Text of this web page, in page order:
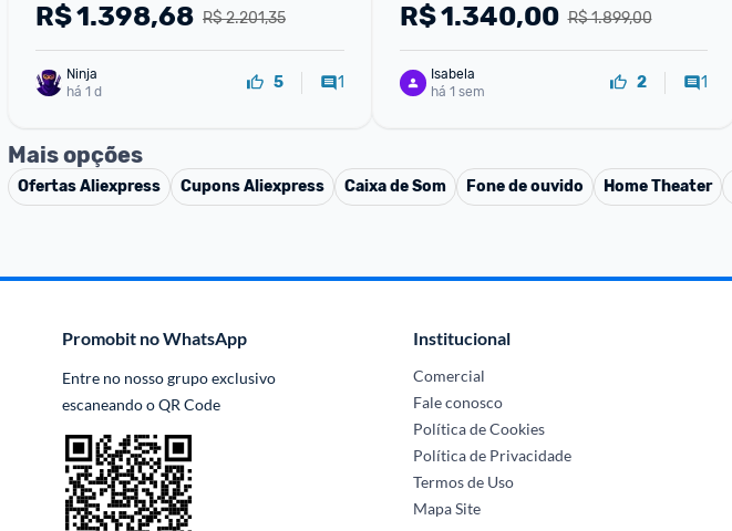
R$ 2.201,35
R$1.398,68
há 1 d
5 1
R$ 1.899,00
R$1.340,00
Isabela
há 1 sem
2 1
Mais opções
OfertasAliexpress CuponsAliexpress Caixa de Som Fone de ouvido Home Theater
Promobit no WhatsApp
Entre no nosso grupo exclusivo
escaneando o QR Code
Institucional
Comercial
Fale conosco
Política de Cookies
Política de Privacidade
Termos de Uso
Mapa Site